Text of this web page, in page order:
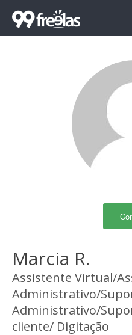
Marcia R.
Assistente Virtual/
Administrativo/
Administrativo/
cliente/ Digitação